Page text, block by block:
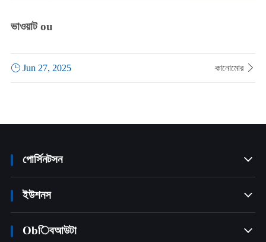
ভাওয়াট ou
Jun 27, 2025 কানোমোর 
পোর্সিনটসন 
ইউশনস 
Obিবআউটা 